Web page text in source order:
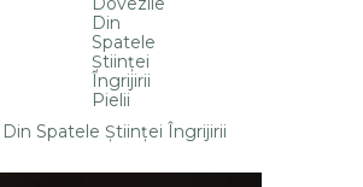
Spatele Ştiinţei Îngrijirii